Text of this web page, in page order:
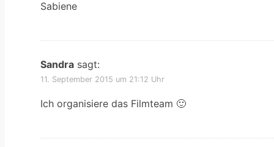
Sabiene
Sandra sagt:
11. September 2015 um 21:12 Uhr
Ich organisiere das Filmteam 🙂